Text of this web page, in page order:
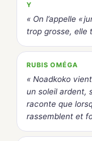
Y
« On l’appelle «
trop grosse, elle
RUBIS OMÉGA
« Noadkoko
un soleil ardent,
raconte que
rassemblent et